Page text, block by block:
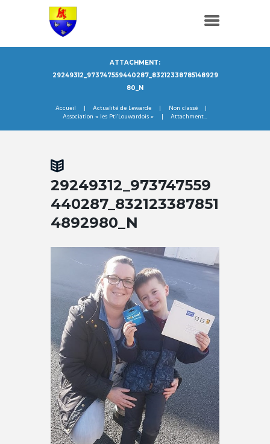
ATTACHMENT:
29249312_973747559440287_83212338785148929
80_N
Accueil Actualité de Lewarde
Non classé
Association « les Pti’Louwardois »
Attachment...
29249312_973747559
440287_832123387851
4892980_N